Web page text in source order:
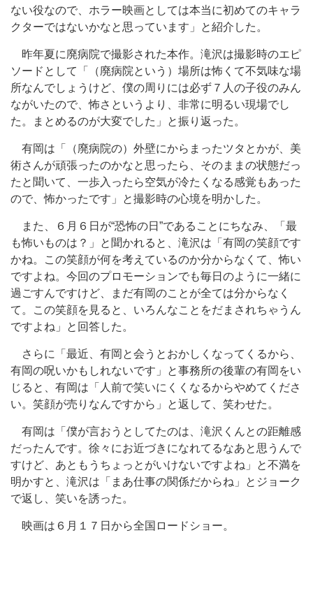
ない役なので、ホラー映画としては本当に初めてのキャラ
クターではないかなと思っています」と紹介した。
昨年夏に廃病院で撮影された本作。滝沢は撮影時のエピ
ソードとして「（廃病院という）場所は怖くて不気味な場
所なんでしょうけど、僕の周りには必ず７人の子役のみん
ながいたので、怖さというより、非常に明るい現場でし
た。まとめるのが大変でした」と振り返った。
有岡は「（廃病院の）外壁にからまったツタとかが、美
術さんが頑張ったのかなと思ったら、そのままの状態だっ
たと聞いて、一歩入ったら空気が冷たくなる感覚もあった
ので、怖かったです」と撮影時の心境を明かした。
また、６月６日が“恐怖の日”であることにちなみ、「最
も怖いものは？」と聞かれると、滝沢は「有岡の笑顔です
かね。この笑顔が何を考えているのか分からなくて、怖い
ですよね。今回のプロモーションでも毎日のように一緒に
過ごすんですけど、まだ有岡のことが全ては分からなく
て。この笑顔を見ると、いろんなことをだまされちゃうん
ですよね」と回答した。
さらに「最近、有岡と会うとおかしくなってくるから、
有岡の呪いかもしれないです」と事務所の後輩の有岡をい
じると、有岡は「人前で笑いにくくなるからやめてくださ
い。笑顔が売りなんですから」と返して、笑わせた。
有岡は「僕が言おうとしてたのは、滝沢くんとの距離感
だったんです。徐々にお近づきになれてるなあと思うんで
すけど、あともうちょっとがいけないですよね」と不満を
明かすと、滝沢は「まあ仕事の関係だからね」とジョーク
で返し、笑いを誘った。
映画は６月１７日から全国ロードショー。